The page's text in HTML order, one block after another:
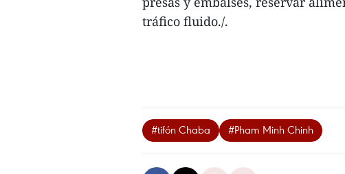
tráfico fluido./.
#tifón Chaba #Pham Minh Chinh